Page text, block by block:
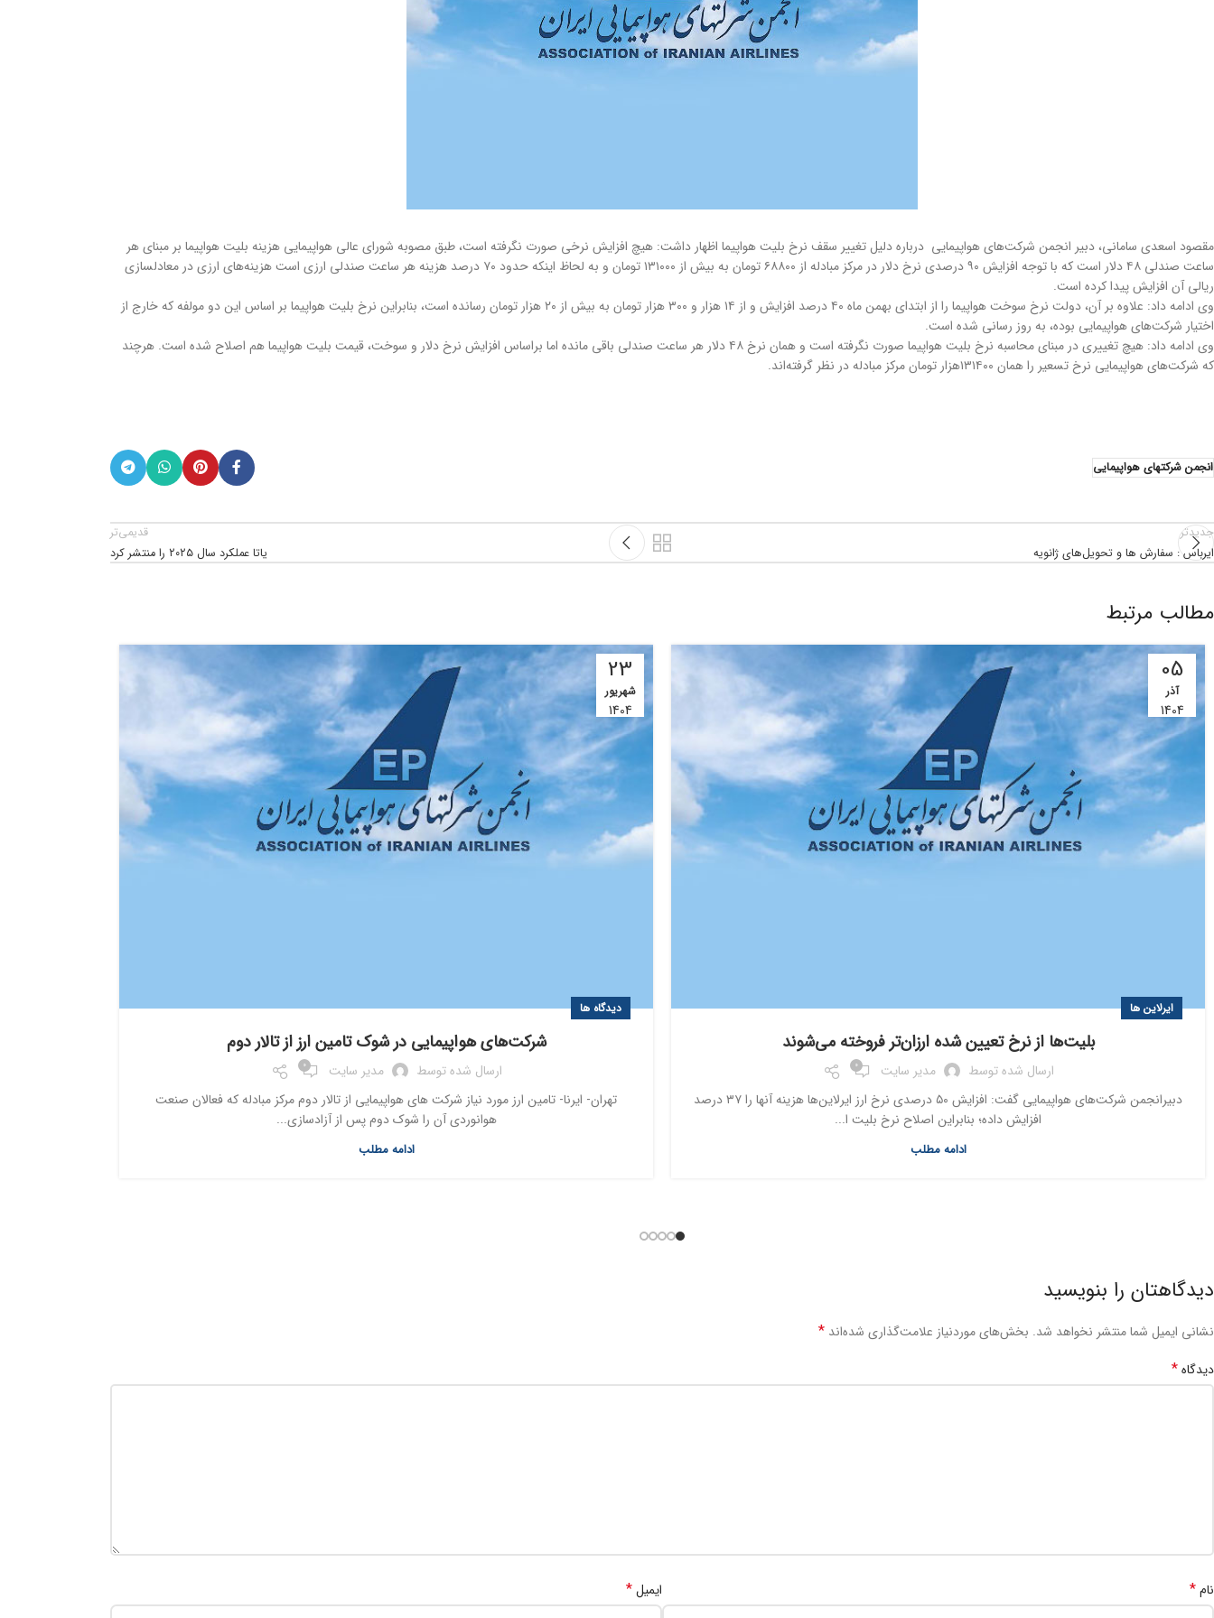
مقصود اسعدی سامانی، دبیر انجمن شرکت‌های هواپیمایی درباره دلیل تغییر سقف نرخ بلیت هواپیما اظهار داشت: هیچ افزایش نرخی صورت نگرفته است، طبق مصوبه شورای عالی هواپیمایی هزینه بلیت هواپیما بر مبنای هر
ساعت صندلی ۴٨ دلار است که با توجه افزایش ٩٠ درصدی نرخ دلار در مرکز مبادله از ۶٨٨٠٠ تومان به بیش از ١٣١٠٠٠ تومان و به لحاظ اینکه حدود ٧٠ درصد هزینه هر ساعت صندلی ارزی است هزینه‌های ارزی در معادلسازی
ریالی آن افزایش پیدا کرده است.
وی ادامه داد: علاوه بر آن، دولت نرخ سوخت هواپیما را از ابتدای بهمن ماه ۴٠ درصد افزایش و از ١۴ هزار و ٣٠٠ هزار تومان به بیش از ٢٠ هزار تومان رسانده است، بنابراین نرخ بلیت هواپیما بر اساس این دو مولفه که خارج از
اختیار شرکت‌های هواپیمایی بوده، به روز رسانی شده‌ است.
وی ادامه داد: هیچ تغییری در مبنای محاسبه نرخ بلیت هواپیما صورت نگرفته است و همان نرخ ۴٨ دلار هر ساعت صندلی باقی مانده اما براساس افزایش نرخ دلار و سوخت، قیمت بلیت هواپیما هم اصلاح شده‌ است. هرچند
که شرکت‌های هواپیمایی نرخ تسعیر را همان ١٣١۴٠٠هزار تومان مرکز مبادله در نظر گرفته‌اند.
انجمن شرکتهای هواپیمایی
جدیدتر
ایرباس : سفارش ها و تحویل‌های ژانویه
قدیمی‌تر
یاتا عملکرد سال ۲۰۲۵ را منتشر کرد
مطالب مرتبط
05
آذر
1404
ایرلاین ها
بلیت‌ها از نرخ تعیین شده ارزان‌تر فروخته می‌شوند
ارسال شده توسط مدیر سایت 0
دبیرانجمن شرکت‌های هواپیمایی گفت: افزایش ۵٠ درصدی نرخ ارز ایرلاین‌ها هزینه آنها را ٣٧ درصد
افزایش داده‌؛ بنابراین اصلاح نرخ بلیت ا...
ادامه مطلب
23
شهریور
1404
دیدگاه ها
شرکت‌های هواپیمایی در شوک تامین ارز از تالار دوم
ارسال شده توسط مدیر سایت 0
تهران- ایرنا- تامین ارز مورد نیاز شرکت های هواپیمایی از تالار دوم مرکز مبادله که فعالان صنعت
هوانوردی آن را شوک دوم پس از آزادسازی...
ادامه مطلب
دیدگاهتان را بنویسید
نشانی ایمیل شما منتشر نخواهد شد. بخش‌های موردنیاز علامت‌گذاری شده‌اند *
دیدگاه*
نام* ایمیل*